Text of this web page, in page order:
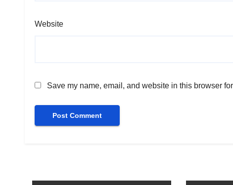
Website
Save my name, email, and website in this browser